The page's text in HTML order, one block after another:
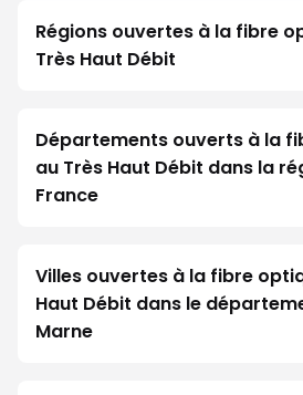
Régions ouvertes à la fibre
Très Haut Débit
Départements ouverts à la
au Très Haut Débit dans la
France
Villes ouvertes à la fibre
Haut Débit dans le
Marne